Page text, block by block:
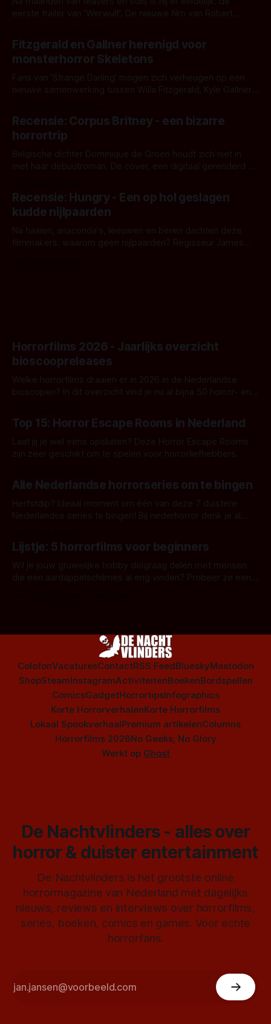
eerste trailer van 'Werwulf'. De nieuwe film van Robert
kille stijl vol folklore en mythe. Het topic deze keer is (kon
het het al raden?)... de weerwolf. Kijk je mee?
Fitzgerald en Gallner herenigd voor
monsterhorror Skeletons
Fans van 'Strange Darling' mogen zich verheugen op een
nieuwe samenwerking tussen Willa Fitzgerald, Kyle Gallner
'Skeletons', een nieuwe creature feature waarvoor de
opnames zijn gestart in Australië.
Recensie: Corpus Britney - een bizarre
horrortrip
Belgische dichter Dominique de Groen houdt zich niet in
met haar debuutroman. De cover, een digitaal gerenderd en
achtergrond, belooft iets kleurrijks maar onheilspellends,
iets ongrijpbaars. En dat maakt De Groen met ieder woord
waar.
Recensie: Hungry - Een op hol geslagen
kudde nijlpaarden
Na haaien, anaconda's, leeuwen en beren dachten deze
filmmakers: waarom geen nijlpaarden? Regisseur James
Horrorfilms 2026 - Jaarlijks overzicht
bioscoopreleases
Welke horrorfilms draaien er in 2026 in de Nederlandse
bioscopen? In dit overzicht vind je nu al bijna 50 horror- en
Top 15: Horror Escape Rooms in Nederland
Laat jij je wel eens opsluiten? Deze Horror Escape Rooms
zijn zeer geschikt om te spelen voor horrorliefhebbers.
Alle Nederlandse horrorseries om te bingen
Herfstdip? Ideaal moment om één van deze 7 duistere
Nederlandse series te bingen! Bij nederhorror denk je al
Amsterdamned of The Johnsons. Maar Nederlandse horror
is niet beperkt tot films. Hier een aantal Nederlandse tv-
series uit het duistere of horrorgenre. Als
Lijstje: 5 horrorfilms voor beginners
Wil je jouw gruwelijke hobby dolgraag delen met mensen
die een aardappelschilmes al eng vinden? Probeer ze eens
ColofonVacaturesContactRSS FeedBlueskyMastodon
ShopSteamInstagramActiviteitenBoekenBordspellen
ComicsGadgetHorrortipsInfographics
Korte HorrorverhalenKorte Horrorfilms
Lokaal SpookverhaalPremium artikelenColumns
Horrorfilms 2026No Geeks, No Glory
Werkt op Ghost
De Nachtvlinders - alles over
horror & duister entertainment
De Nachtvlinders is het grootste online
horrormagazine van Nederland met dagelijks
nieuws, reviews en interviews over horrorfilms,
series, boeken, comics en games. Voor echte
horrorfans.